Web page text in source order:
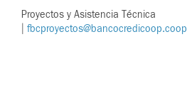
Proyectos y Asistencia Técnica
fbcproyectos@bancocredicoop.coop